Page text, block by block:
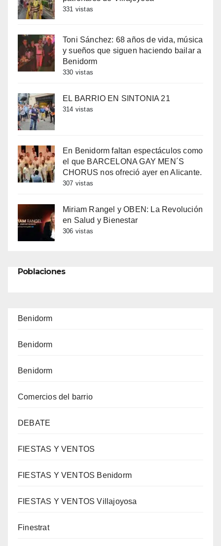
331 vistas
Toni Sánchez: 68 años de vida, música
y sueños que siguen haciendo bailar a
Benidorm
330 vistas
EL BARRIO EN SINTONIA 21
314 vistas
En Benidorm faltan espectáculos como
el que BARCELONA GAY MEN´S
CHORUS nos ofreció ayer en Alicante.
307 vistas
Miriam Rangel y OBEN: La Revolución
en Salud y Bienestar
306 vistas
Poblaciones
Benidorm
Benidorm
Benidorm
Comercios del barrio
DEBATE
FIESTAS Y VENTOS
FIESTAS Y VENTOS Benidorm
FIESTAS Y VENTOS Villajoyosa
Finestrat